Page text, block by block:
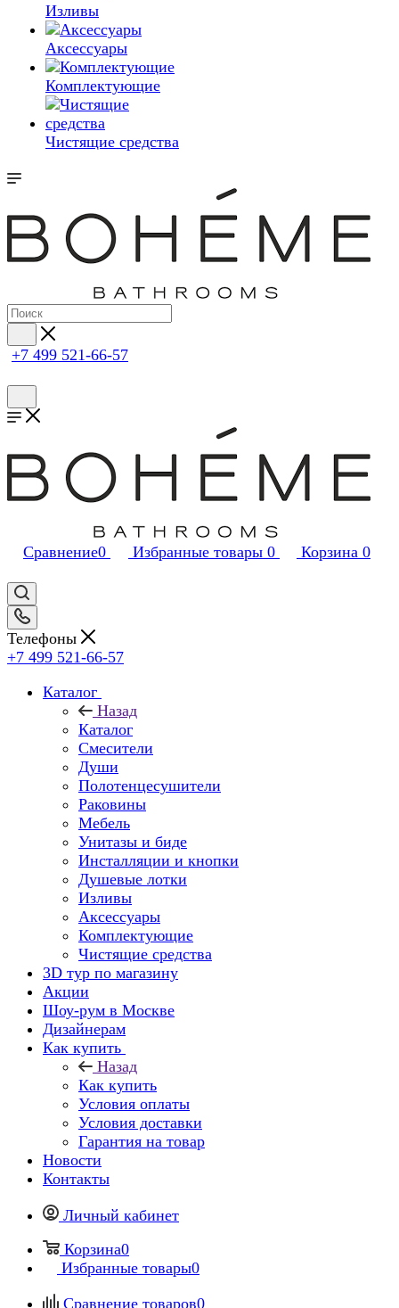
Изливы
Аксессуары
Комплектующие
Чистящие средства
+7 499 521-66-57
Сравнение0 Избранные товары 0 Корзина 0
Телефоны
+7 499 521-66-57
Каталог
Назад
Каталог
Смесители
Души
Полотенцесушители
Раковины
Мебель
Унитазы и биде
Инсталляции и кнопки
Душевые лотки
Изливы
Аксессуары
Комплектующие
Чистящие средства
3D тур по магазину
Акции
Шоу-рум в Москве
Дизайнерам
Как купить
Назад
Как купить
Условия оплаты
Условия доставки
Гарантия на товар
Новости
Контакты
Личный кабинет
Корзина0
Избранные товары0
Сравнение товаров0